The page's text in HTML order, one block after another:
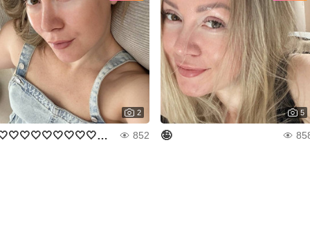
2
🤍🤍🤍🤍🤍🤍🤍🤍🤍🤍🤍🤍🤍 852
5
🤪